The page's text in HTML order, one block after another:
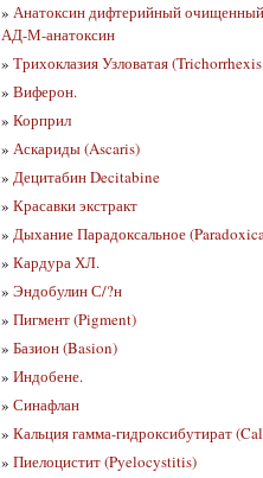
» Анатоксин дифтерийный
АД-М-анатоксин
» Трихоклазия Узловатая
» Виферон.
» Корприл
» Аскариды (Ascaris)
» Децитабин Decitabine
» Красавки экстракт
» Дыхание Парадоксальное
» Кардура ХЛ.
» Эндобулин С/?н
» Пигмент (Pigment)
» Базион (Basion)
» Индобене.
» Синафлан
» Кальция гамма-гидроксибутират
» Пиелоцистит (Pyelocystitis)